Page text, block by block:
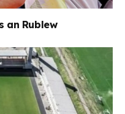
an Rublew